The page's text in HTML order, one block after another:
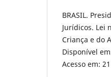
BRASIL.
Jurídicos. Lei
Criança e do
Disponível
Acesso em: